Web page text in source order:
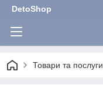
DetoShop
Товари та послуги